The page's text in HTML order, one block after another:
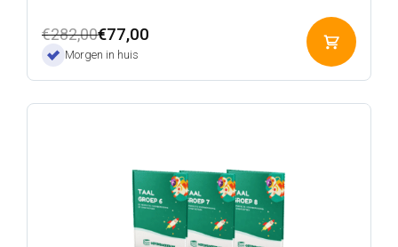
€282,00
Oorspronkelijke
prijs
€282,00.
€77,00
Huidige
prijs
€77,00.
Morgen in huis
aan